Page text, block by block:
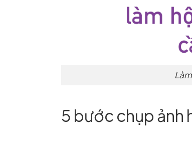
5 bước chụp ảnh